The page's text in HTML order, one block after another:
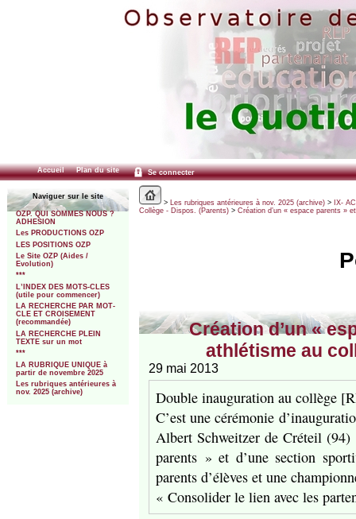
Accueil Plan du site Se connecter
Naviguer sur le site
OZP. QUI SOMMES NOUS ?
ADHESION
Les PRODUCTIONS OZP
LES POSITIONS OZP
Le Site OZP (Aides /
Evolution)
***
L’INDEX DES MOTS-CLES
(utile pour commencer)
LA RECHERCHE PAR MOT-
CLE ET CROISEMENT
(recommandée)
LA RECHERCHE PLEIN
TEXTE sur un mot
***
LA RUBRIQUE UNIQUE à
partir de novembre 2025
Les rubriques antérieures à
nov. 2025 (archive)
> Les rubriques antérieures à nov. 2025 (archive)> IX-
Collège - Dispos. (Parents)> Création d’un « espace parents »
Création d’un «
athlétisme au
29 mai 2013
Double inauguration au collège
C’est une cérémonie
Albert Schweitzer de Créteil (94)
parents » et d’une section
parents d’élèves et une
« Consolider le lien avec les